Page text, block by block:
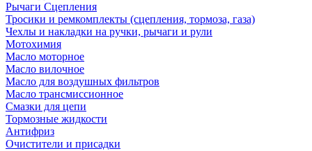
Рычаги Сцепления
Тросики и ремкомплекты (сцепления, тормоза, газа)
Чехлы и накладки на ручки, рычаги и рули
Мотохимия
Масло моторное
Масло вилочное
Масло для воздушных фильтров
Масло трансмиссионное
Смазки для цепи
Тормозные жидкости
Антифриз
Очистители и присадки